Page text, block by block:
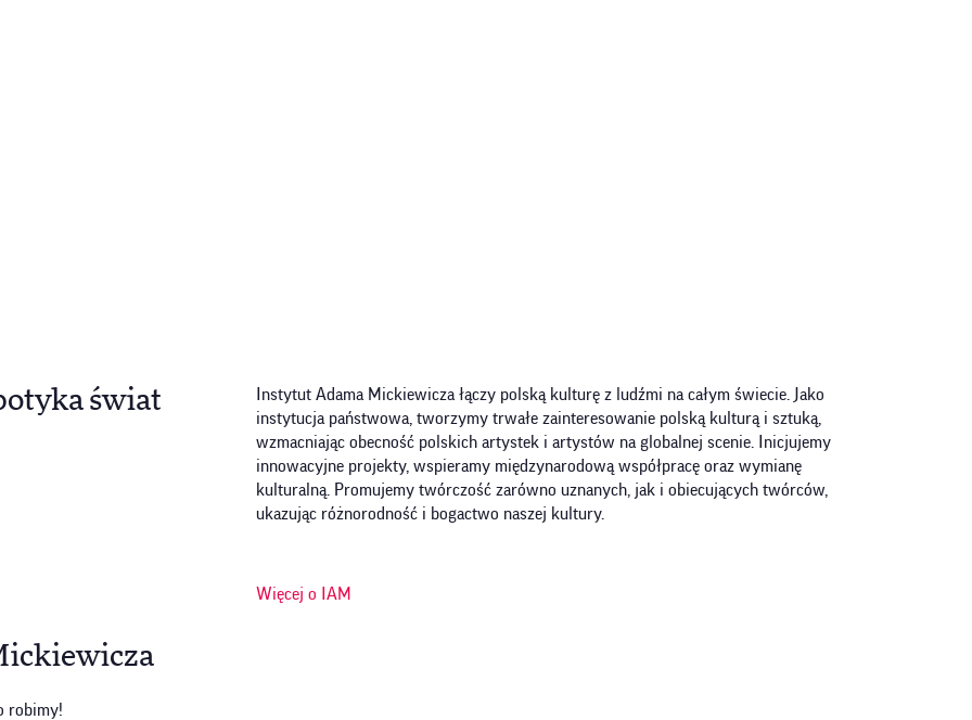
świat
Instytut Adama Mickiewicza łączy polską kulturę z ludźmi na całym świecie. Jako
instytucja państwowa, tworzymy trwałe zainteresowanie polską kulturą i sztuką,
wzmacniając obecność polskich artystek i artystów na globalnej scenie. Inicjujemy
innowacyjne projekty, wspieramy międzynarodową współpracę oraz wymianę
kulturalną. Promujemy twórczość zarówno uznanych, jak i obiecujących twórców,
ukazując różnorodność i bogactwo naszej kultury.
Więcej o IAM
robimy!